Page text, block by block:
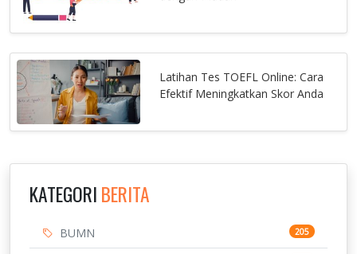
Latihan Tes TOEFL Online: Cara
Efektif Meningkatkan Skor Anda
KATEGORI BERITA
BUMN 205